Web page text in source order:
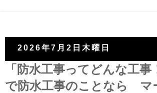
2026年7月2日木曜日
「防水工事ってどんな工事
で防水工事のことなら マ